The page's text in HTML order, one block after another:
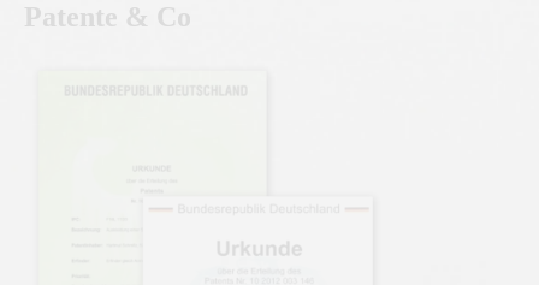
Patente & Co